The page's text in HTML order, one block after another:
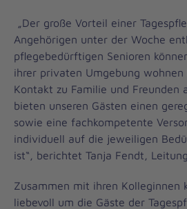
„Der große Vorteil einer
Angehörigen unter der Woche
pflegebedürftigen Senioren
ihrer privaten Umgebung wohnen
Kontakt zu Familie und Freunden
bieten unseren Gästen einen
sowie eine fachkompetente
individuell auf die jeweiligen
ist“, berichtet Tanja Fendt,
Zusammen mit ihren Kolleginnen
liebevoll um die Gäste der